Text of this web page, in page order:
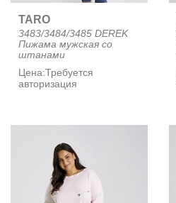
TARO
3483/3484/3485 DEREK
Пижама мужская со
штанами
Цена:Требуется
авторизация